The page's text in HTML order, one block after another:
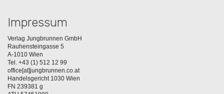
Impressum
Verlag Jungbrunnen GmbH
Rauhensteingasse 5
A-1010 Wien
Tel. +43 (1) 512 12 99
office[at]jungbrunnen.co.at
Handelsgericht 1030 Wien
FN 239381 g